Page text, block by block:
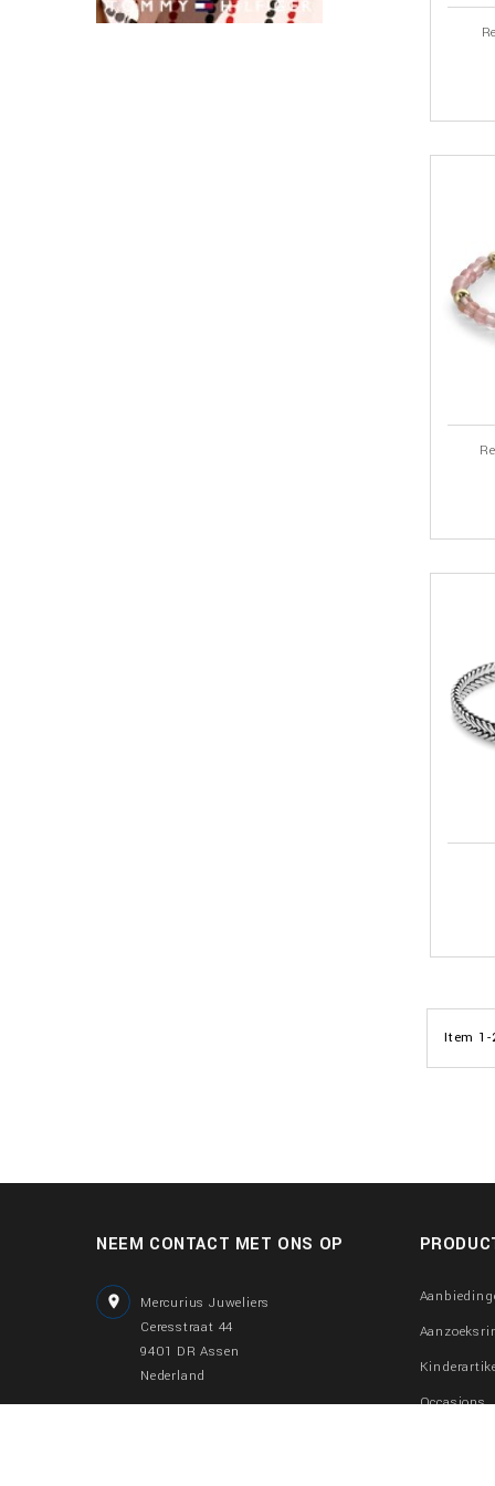
Item
NEEM CONTACT MET ONS OP

Mercurius Juweliers
Ceresstraat 44
9401 DR Assen
Nederland
Occasions